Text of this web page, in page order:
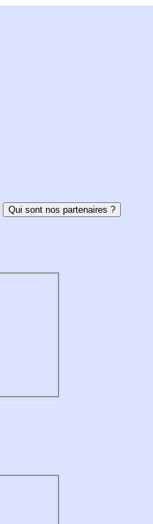
Qui sont nos partenaires ?